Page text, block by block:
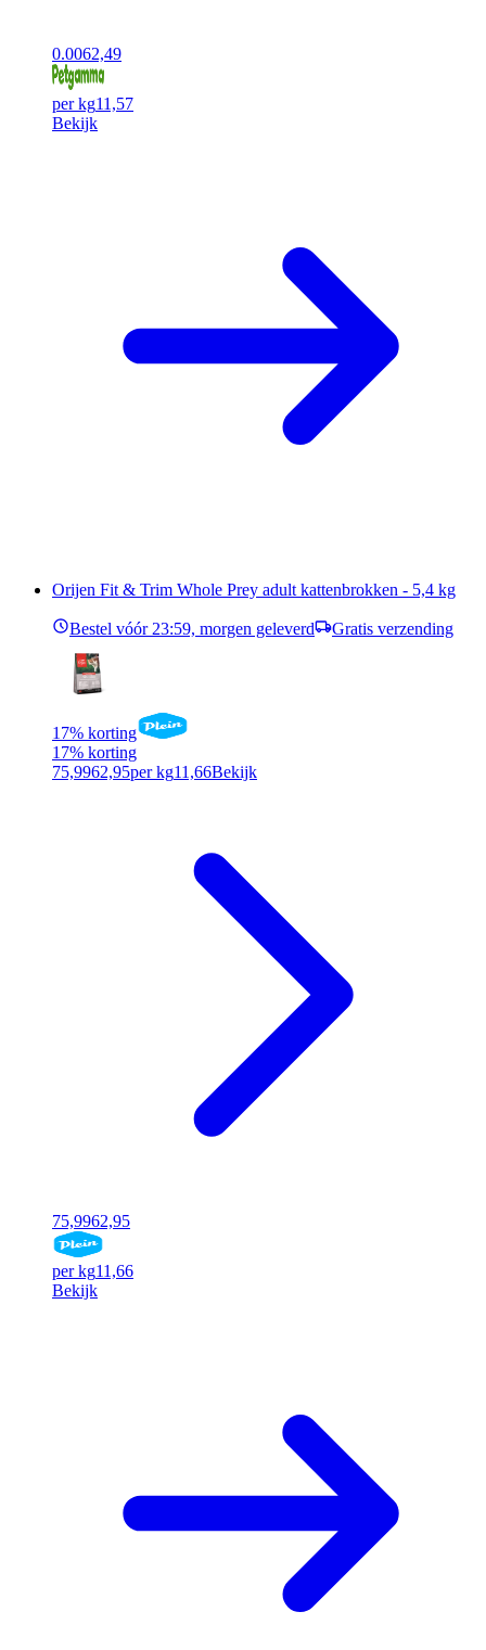
0.0062,49
per kg11,57
Bekijk
Orijen Fit & Trim Whole Prey adult kattenbrokken - 5,4 kg
Bestel vóór 23:59, morgen geleverd Gratis verzending
17% korting
17% korting
75,9962,95per kg11,66Bekijk
75,9962,95
per kg11,66
Bekijk